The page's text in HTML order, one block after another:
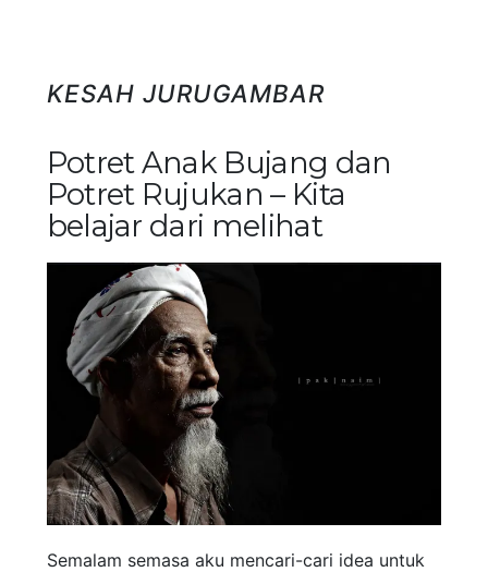
KESAH JURUGAMBAR
Potret Anak Bujang dan
Potret Rujukan – Kita
belajar dari melihat
Semalam semasa aku mencari-cari idea untuk